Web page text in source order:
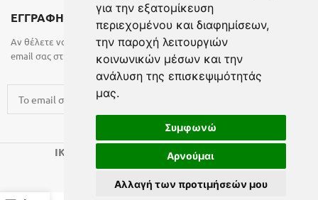
για την εξατομίκευση
περιεχομένου και διαφημίσεων,
την παροχή λειτουργιών
κοινωνικών μέσων και την
ανάλυση της επισκεψιμότητάς
μας.
Συμφωνώ
Αρνούμαι
Αλλαγή των προτιμήσεών μου
ΕΓΓΡΑΦΗ ΣΤΟ NEWSLETTER
Αν θέλετε να λαμβάνετε ενημερωτικά email συμπληρώστε το
email σας στην παρακάτω φόρμα
IK KATSARAS 2024 CREATED BY
Όροι Χρήσης| ΓΕΜΗ: 7198701000